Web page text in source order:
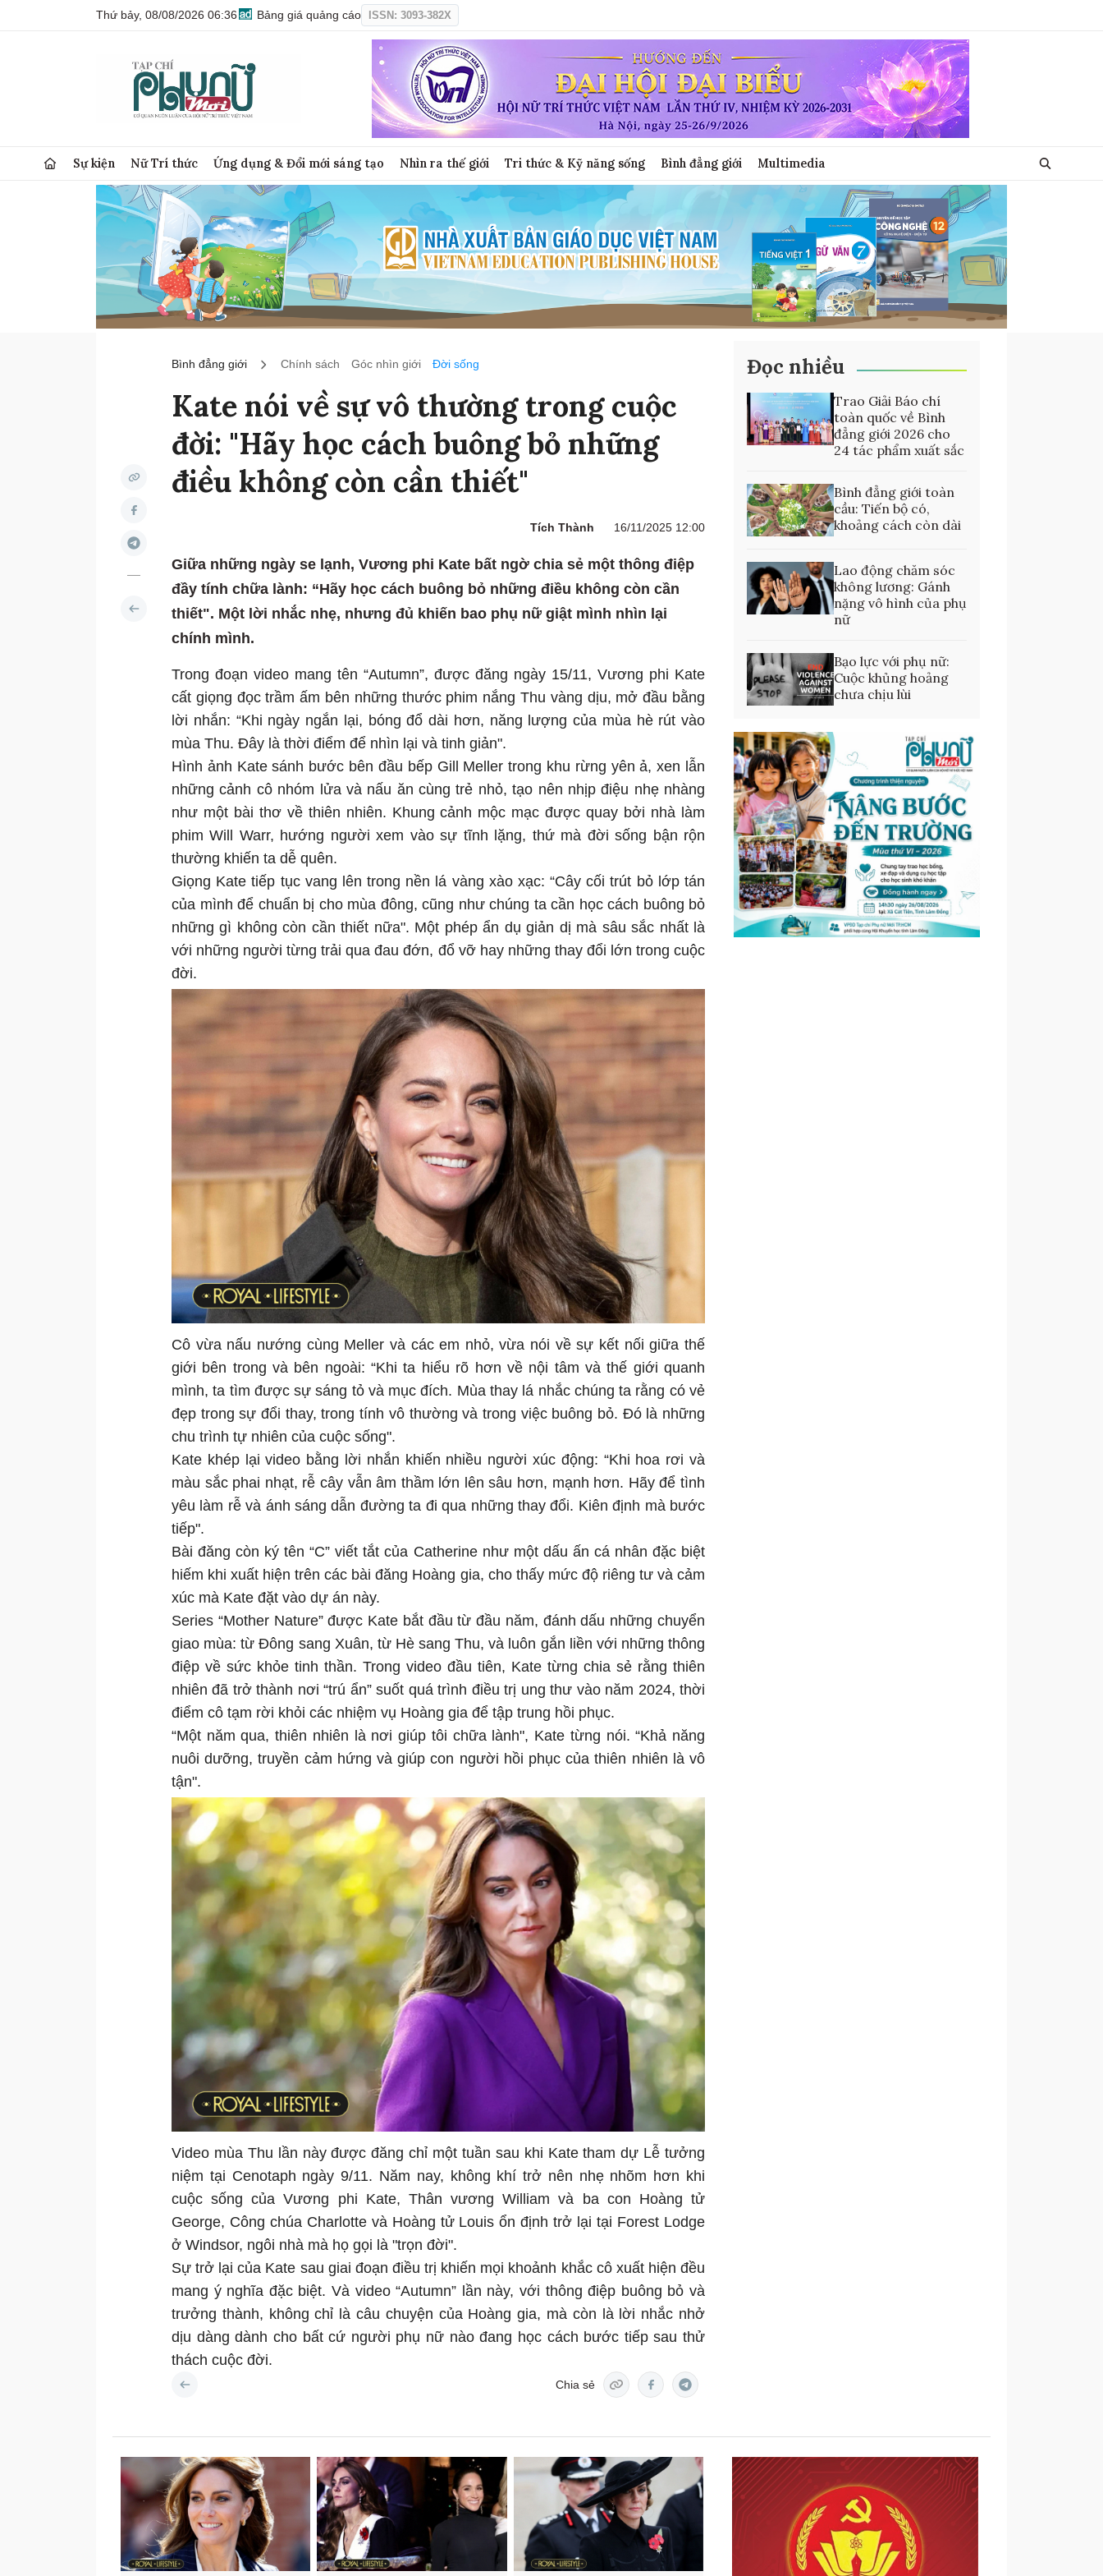
Thứ bảy, 08/08/2026 06:36 Bảng giá quảng cáo ISSN: 3093-382X
Sự kiện Nữ Trí thức Ứng dụng & Đổi mới sáng tạo Nhìn ra thế giới Tri thức & Kỹ năng sống Bình đẳng giới Multimedia
Bình đẳng giới Chính sách Góc nhìn giới Đời sống
Kate nói về sự vô thường trong cuộc
đời: "Hãy học cách buông bỏ những
điều không còn cần thiết"
Tích Thành 16/11/2025 12:00
Giữa những ngày se lạnh, Vương phi Kate bất ngờ chia sẻ một thông điệp
đầy tính chữa lành: “Hãy học cách buông bỏ những điều không còn cần
thiết". Một lời nhắc nhẹ, nhưng đủ khiến bao phụ nữ giật mình nhìn lại
chính mình.
Trong đoạn video mang tên “Autumn”, được đăng ngày 15/11, Vương phi Kate
cất giọng đọc trầm ấm bên những thước phim nắng Thu vàng dịu, mở đầu bằng
lời nhắn: “Khi ngày ngắn lại, bóng đổ dài hơn, năng lượng của mùa hè rút vào
mùa Thu. Đây là thời điểm để nhìn lại và tinh giản".
Hình ảnh Kate sánh bước bên đầu bếp Gill Meller trong khu rừng yên ả, xen lẫn
những cảnh cô nhóm lửa và nấu ăn cùng trẻ nhỏ, tạo nên nhịp điệu nhẹ nhàng
như một bài thơ về thiên nhiên. Khung cảnh mộc mạc được quay bởi nhà làm
phim Will Warr, hướng người xem vào sự tĩnh lặng, thứ mà đời sống bận rộn
thường khiến ta dễ quên.
Giọng Kate tiếp tục vang lên trong nền lá vàng xào xạc: “Cây cối trút bỏ lớp tán
của mình để chuẩn bị cho mùa đông, cũng như chúng ta cần học cách buông bỏ
những gì không còn cần thiết nữa". Một phép ẩn dụ giản dị mà sâu sắc nhất là
với những người từng trải qua đau đớn, đổ vỡ hay những thay đổi lớn trong cuộc
đời.
Cô vừa nấu nướng cùng Meller và các em nhỏ, vừa nói về sự kết nối giữa thế
giới bên trong và bên ngoài: “Khi ta hiểu rõ hơn về nội tâm và thế giới quanh
mình, ta tìm được sự sáng tỏ và mục đích. Mùa thay lá nhắc chúng ta rằng có vẻ
đẹp trong sự đổi thay, trong tính vô thường và trong việc buông bỏ. Đó là những
chu trình tự nhiên của cuộc sống".
Kate khép lại video bằng lời nhắn khiến nhiều người xúc động: “Khi hoa rơi và
màu sắc phai nhạt, rễ cây vẫn âm thầm lớn lên sâu hơn, mạnh hơn. Hãy để tình
yêu làm rễ và ánh sáng dẫn đường ta đi qua những thay đổi. Kiên định mà bước
tiếp".
Bài đăng còn ký tên “C” viết tắt của Catherine như một dấu ấn cá nhân đặc biệt
hiếm khi xuất hiện trên các bài đăng Hoàng gia, cho thấy mức độ riêng tư và cảm
xúc mà Kate đặt vào dự án này.
Series “Mother Nature” được Kate bắt đầu từ đầu năm, đánh dấu những chuyển
giao mùa: từ Đông sang Xuân, từ Hè sang Thu, và luôn gắn liền với những thông
điệp về sức khỏe tinh thần. Trong video đầu tiên, Kate từng chia sẻ rằng thiên
nhiên đã trở thành nơi “trú ẩn” suốt quá trình điều trị ung thư vào năm 2024, thời
điểm cô tạm rời khỏi các nhiệm vụ Hoàng gia để tập trung hồi phục.
“Một năm qua, thiên nhiên là nơi giúp tôi chữa lành", Kate từng nói. “Khả năng
nuôi dưỡng, truyền cảm hứng và giúp con người hồi phục của thiên nhiên là vô
tận".
Video mùa Thu lần này được đăng chỉ một tuần sau khi Kate tham dự Lễ tưởng
niệm tại Cenotaph ngày 9/11. Năm nay, không khí trở nên nhẹ nhõm hơn khi
cuộc sống của Vương phi Kate, Thân vương William và ba con Hoàng tử
George, Công chúa Charlotte và Hoàng tử Louis ổn định trở lại tại Forest Lodge
ở Windsor, ngôi nhà mà họ gọi là "trọn đời".
Sự trở lại của Kate sau giai đoạn điều trị khiến mọi khoảnh khắc cô xuất hiện đều
mang ý nghĩa đặc biệt. Và video “Autumn” lần này, với thông điệp buông bỏ và
trưởng thành, không chỉ là câu chuyện của Hoàng gia, mà còn là lời nhắc nhở
dịu dàng dành cho bất cứ người phụ nữ nào đang học cách bước tiếp sau thử
thách cuộc đời.
Chia sẻ
Đọc nhiều
Trao Giải Báo chí
toàn quốc về Bình
đẳng giới 2026 cho
24 tác phẩm xuất sắc
Bình đẳng giới toàn
cầu: Tiến bộ có,
khoảng cách còn dài
Lao động chăm sóc
không lương: Gánh
nặng vô hình của phụ
nữ
Bạo lực với phụ nữ:
Cuộc khủng hoảng
chưa chịu lùi